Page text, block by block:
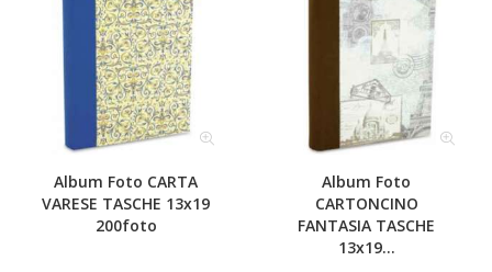
Album Foto CARTA
VARESE TASCHE 13x19
200foto
Album Foto
CARTONCINO
FANTASIA TASCHE
13x19...